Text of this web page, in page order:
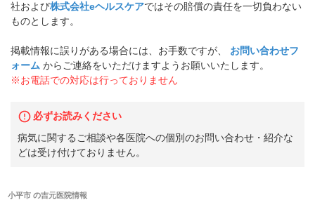
社および株式会社eヘルスケアではその賠償の責任を一切負わない
ものとします。
掲載情報に誤りがある場合には、お手数ですが、
お問い合わせフ
ォーム からご連絡をいただけますようお願いいたします。
※お電話での対応は行っておりません
必ずお読みください
病気に関するご相談や各医院への個別のお問い合わせ・紹介な
どは受け付けておりません。
小平市の吉元医院情報